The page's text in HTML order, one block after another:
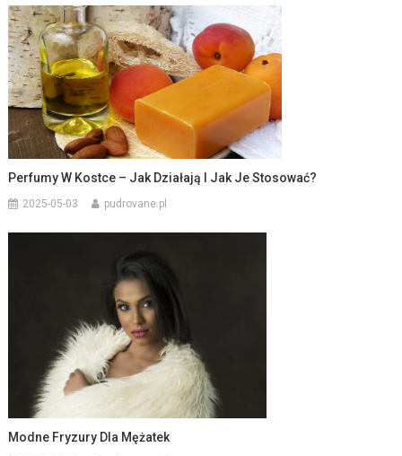
Perfumy W Kostce – Jak Działają I Jak Je Stosować?
2025-05-03 pudrovane.pl
Modne Fryzury Dla Mężatek